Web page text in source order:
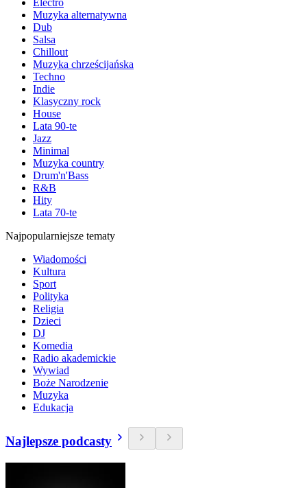
Electro
Muzyka alternatywna
Dub
Salsa
Chillout
Muzyka chrześcijańska
Techno
Indie
Klasyczny rock
House
Lata 90-te
Jazz
Minimal
Muzyka country
Drum'n'Bass
R&B
Hity
Lata 70-te
Najpopularniejsze tematy
Wiadomości
Kultura
Sport
Polityka
Religia
Dzieci
DJ
Komedia
Radio akademickie
Wywiad
Boże Narodzenie
Muzyka
Edukacja
Najlepsze podcasty